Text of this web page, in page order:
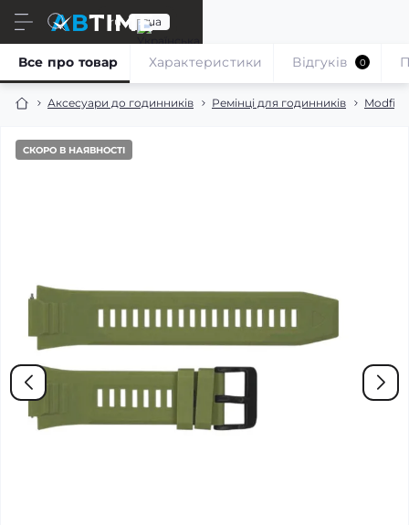
ru ua
Аксесуари до годинників Ремінці для годинників Modfit
Все про товар Характеристики Відгуків 0
СКОРО В НАЯВНОСТІ